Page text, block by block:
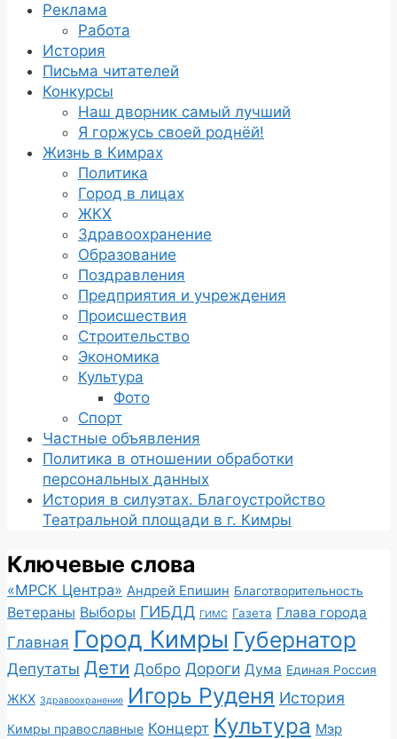
Реклама
Работа
История
Письма читателей
Конкурсы
Наш дворник самый лучший
Я горжусь своей роднёй!
Жизнь в Кимрах
Политика
Город в лицах
ЖКХ
Здравоохранение
Образование
Поздравления
Предприятия и учреждения
Происшествия
Строительство
Экономика
Культура
Фото
Спорт
Частные объявления
Политика в отношении обработки
персональных данных
История в силуэтах. Благоустройство
Театральной площади в г. Кимры
Ключевые слова
«МРСК Центра» Андрей Епишин Благотворительность
Ветераны Выборы ГИБДД ГИМС Газета Глава города
Главная Город Кимры Губернатор
Депутаты Дети Добро Дороги Дума Единая Россия
ЖКХ Здравоохранение Игорь Руденя История
Кимры православные Концерт Культура Мэр